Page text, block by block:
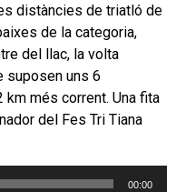
distàncies de triatló de
de la categoria,
del llac, la volta
suposen uns 6
més corrent. Una fita
del Fes Tri Tiana
00:00